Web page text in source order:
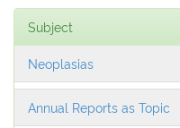
Subject
Neoplasias
Annual Reports as Topic